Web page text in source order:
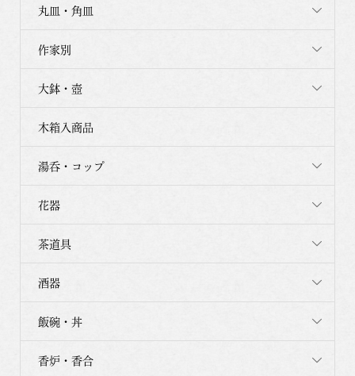
丸皿・角皿
作家別
大鉢・壺
木箱入商品
湯呑・コップ
花器
茶道具
酒器
飯碗・丼
香炉・香合